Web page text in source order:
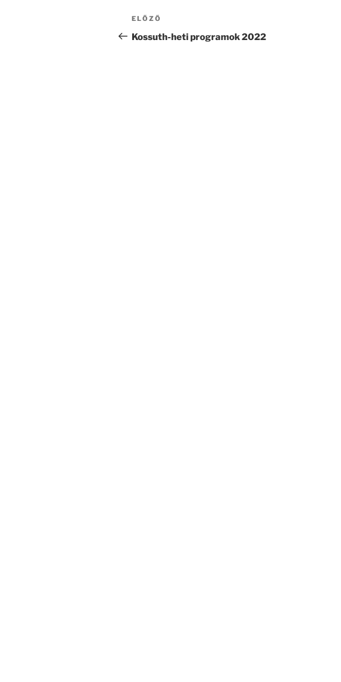
Bejegyzés
navigáció
Korábbi
bejegyzés
ELŐZŐ
Kossuth-heti programok 2022